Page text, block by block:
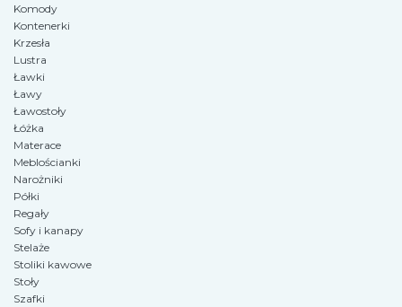
Komody
Kontenerki
Krzesła
Lustra
Ławki
Ławy
Ławostoły
Łóżka
Materace
Meblościanki
Narożniki
Półki
Regały
Sofy i kanapy
Stelaże
Stoliki kawowe
Stoły
Szafki